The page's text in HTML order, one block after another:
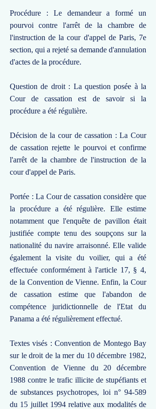
Procédure : Le demandeur a formé un
pourvoi contre l'arrêt de la chambre de
l'instruction de la cour d'appel de Paris, 7e
section, qui a rejeté sa demande d'annulation
d'actes de la procédure.
Question de droit : La question posée à la
Cour de cassation est de savoir si la
procédure a été régulière.
Décision de la cour de cassation : La Cour
de cassation rejette le pourvoi et confirme
l'arrêt de la chambre de l'instruction de la
cour d'appel de Paris.
Portée : La Cour de cassation considère que
la procédure a été régulière. Elle estime
notamment que l'enquête de pavillon était
justifiée compte tenu des soupçons sur la
nationalité du navire arraisonné. Elle valide
également la visite du voilier, qui a été
effectuée conformément à l'article 17, § 4,
de la Convention de Vienne. Enfin, la Cour
de cassation estime que l'abandon de
compétence juridictionnelle de l'Etat du
Panama a été régulièrement effectué.
Textes visés : Convention de Montego Bay
sur le droit de la mer du 10 décembre 1982,
Convention de Vienne du 20 décembre
1988 contre le trafic illicite de stupéfiants et
de substances psychotropes, loi n° 94-589
du 15 juillet 1994 relative aux modalités de